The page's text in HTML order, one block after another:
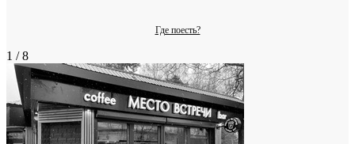
Где поесть?
1 / 8